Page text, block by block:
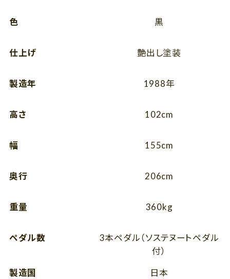
色 黒
仕上げ 艶出し塗装
製造年 1988年
高さ 102cm
幅 155cm
奥行 206cm
重量 360kg
ペダル数
3本ペダル（ソステヌートペダル
付）
製造国
日本